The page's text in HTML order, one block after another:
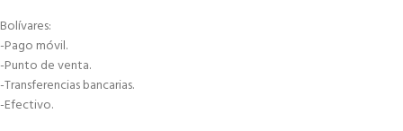
Bolívares:
-Pago móvil.
-Punto de venta.
-Transferencias bancarias.
-Efectivo.